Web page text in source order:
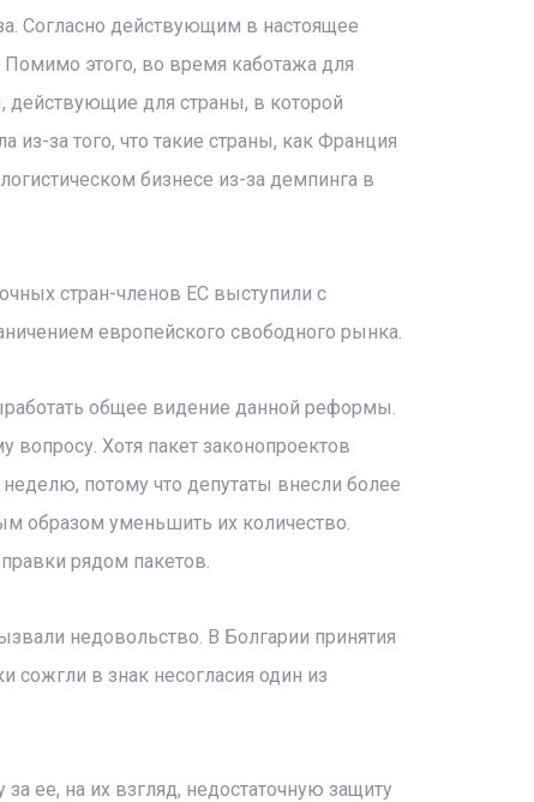
Согласно действующим в настоящее
этого, во время каботажа для
действующие для страны, в которой
из-за того, что такие страны, как Франция
бизнесе из-за демпинга в
стран-членов ЕС выступили с
европейского свободного рынка.
общее видение данной реформы.
вопросу. Хотя пакет законопроектов
потому что депутаты внесли более
образом уменьшить их количество.
рядом пакетов.
недовольство. В Болгарии принятия
в знак несогласия один из
ее, на их взгляд, недостаточную защиту